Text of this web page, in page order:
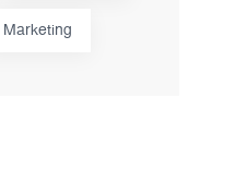
Marketing